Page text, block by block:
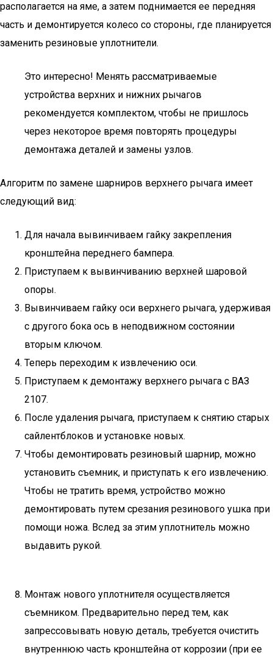
располагается на яме, а затем поднимается ее передняя
часть и демонтируется колесо со стороны, где планируется
заменить резиновые уплотнители.
Это интересно! Менять рассматриваемые
устройства верхних и нижних рычагов
рекомендуется комплектом, чтобы не пришлось
через некоторое время повторять процедуры
демонтажа деталей и замены узлов.
Алгоритм по замене шарниров верхнего рычага имеет
следующий вид:
Для начала вывинчиваем гайку закрепления
кронштейна переднего бампера.
Приступаем к вывинчиванию верхней шаровой
опоры.
Вывинчиваем гайку оси верхнего рычага, удерживая
с другого бока ось в неподвижном состоянии
вторым ключом.
Теперь переходим к извлечению оси.
Приступаем к демонтажу верхнего рычага с ВАЗ
2107.
После удаления рычага, приступаем к снятию старых
сайлентблоков и установке новых.
Чтобы демонтировать резиновый шарнир, можно
установить съемник, и приступать к его извлечению.
Чтобы не тратить время, устройство можно
демонтировать путем срезания резинового ушка при
помощи ножа. Вслед за этим уплотнитель можно
выдавить рукой.
Монтаж нового уплотнителя осуществляется
съемником. Предварительно перед тем, как
запрессовывать новую деталь, требуется очистить
внутреннюю часть кронштейна от коррозии (при ее